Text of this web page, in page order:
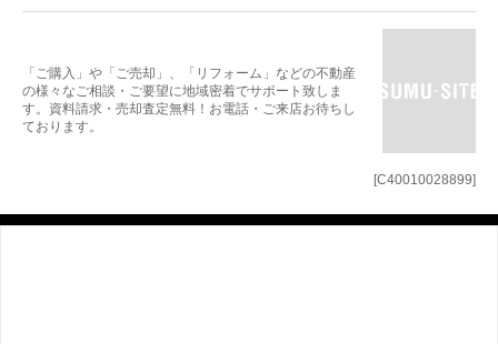
[C40010028899]
「ご購入」や「ご売却」、「リフォーム」などの不動産
の様々なご相談・ご要望に地域密着でサポート致しま
す。資料請求・売却査定無料！お電話・ご来店お待ちし
ております。